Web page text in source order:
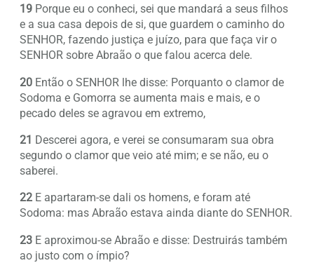
19 Porque eu o conheci, sei que mandará a seus filhos
e a sua casa depois de si, que guardem o caminho do
SENHOR, fazendo justiça e juízo, para que faça vir o
SENHOR sobre Abraão o que falou acerca dele.
20 Então o SENHOR lhe disse: Porquanto o clamor de
Sodoma e Gomorra se aumenta mais e mais, e o
pecado deles se agravou em extremo,
21 Descerei agora, e verei se consumaram sua obra
segundo o clamor que veio até mim; e se não, eu o
saberei.
22 E apartaram-se dali os homens, e foram até
Sodoma: mas Abraão estava ainda diante do SENHOR.
23 E aproximou-se Abraão e disse: Destruirás também
ao justo com o ímpio?